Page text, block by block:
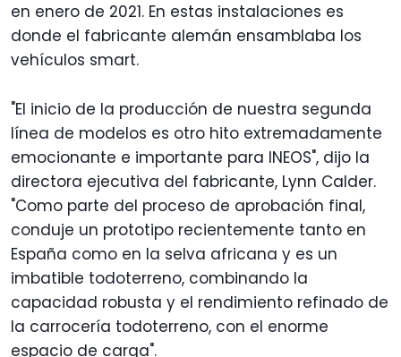
en enero de 2021. En estas instalaciones es
donde el fabricante alemán ensamblaba los
vehículos smart.
"El inicio de la producción de nuestra segunda
línea de modelos es otro hito extremadamente
emocionante e importante para INEOS", dijo la
directora ejecutiva del fabricante, Lynn Calder.
"Como parte del proceso de aprobación final,
conduje un prototipo recientemente tanto en
España como en la selva africana y es un
imbatible todoterreno, combinando la
capacidad robusta y el rendimiento refinado de
la carrocería todoterreno, con el enorme
espacio de carga".